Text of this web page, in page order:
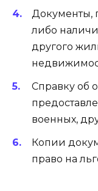
Документы,
либо
другого
Справку об
военных,
Копии
право на